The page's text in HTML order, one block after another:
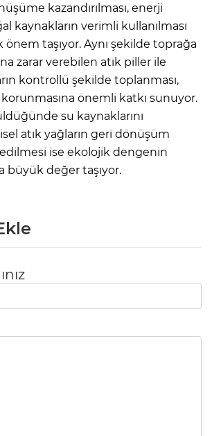
kazandırılması, enerji
kaynakların verimli kullanılması
önem taşıyor. Aynı şekilde toprağa
zarar verebilen atık piller ile
kontrollü şekilde toplanması,
korunmasına önemli katkı sunuyor.
su kaynaklarını
atık yağların geri dönüşüm
ise ekolojik dengenin
büyük değer taşıyor.